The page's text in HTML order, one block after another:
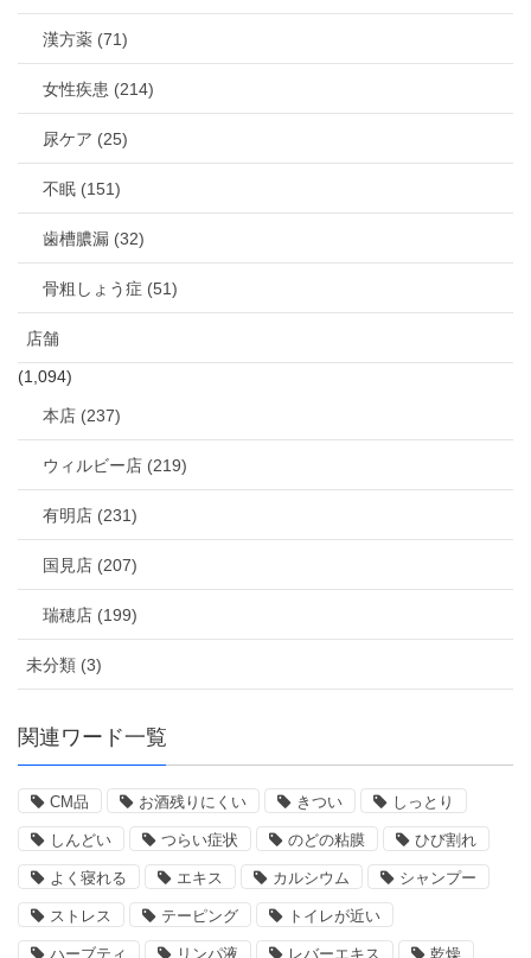
漢方薬 (71)
女性疾患 (214)
尿ケア (25)
不眠 (151)
歯槽膿漏 (32)
骨粗しょう症 (51)
店舗
(1,094)
本店 (237)
ウィルビー店 (219)
有明店 (231)
国見店 (207)
瑞穂店 (199)
未分類 (3)
関連ワード一覧
CM品 お酒残りにくい きつい しっとり
しんどい つらい症状 のどの粘膜 ひび割れ
よく寝れる エキス カルシウム シャンプー
ストレス テーピング トイレが近い
ハーブティ リンパ液 レバーエキス 乾燥